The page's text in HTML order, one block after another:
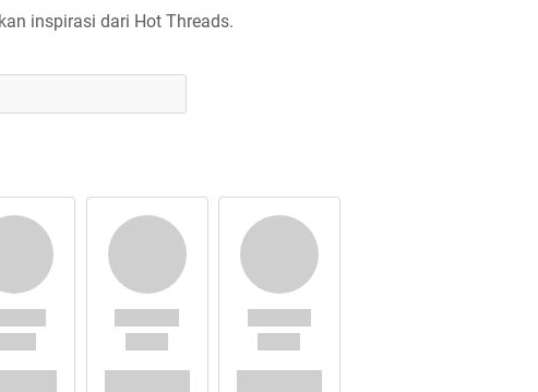
inspirasi dari Hot Threads.